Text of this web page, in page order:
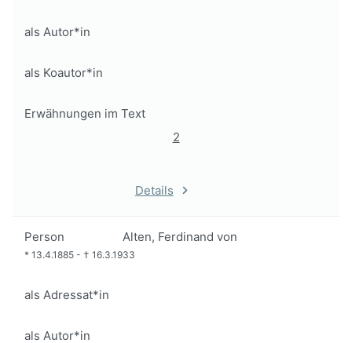
als Autor*in
als Koautor*in
Erwähnungen im Text
2
Details
Person Alten, Ferdinand von
* 13.4.1885 - † 16.3.1933
als Adressat*in
als Autor*in